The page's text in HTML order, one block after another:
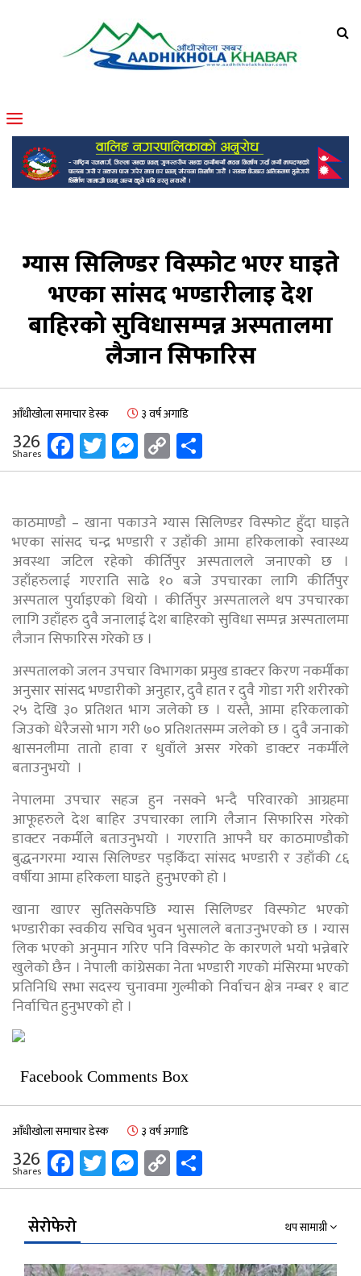
ग्यास सिलिण्डर विस्फाेट भएर घाइते
भएका सांसद भण्डारीलाइ देश
बाहिरको सुविधासम्पन्न अस्पतालमा
लैजान सिफारिस
आँधीखोला समाचार डेस्क ३ वर्ष अगाडि
326
Shares Facebook
Twitter
Messenger
Copy
Link
काठमाण्डाै – खाना पकाउने ग्यास सिलिण्डर विस्फोट हुँदा घाइते
भएका सांसद चन्द्र भण्डारी र उहाँकी आमा हरिकलाको स्वास्थ्य
अवस्था जटिल रहेको कीर्तिपुर अस्पतालले जनाएको छ ।
उहाँहरुलाई गएराति साढे १० बजे उपचारका लागि कीर्तिपुर
अस्पताल पुर्याइएको थियो । कीर्तिपुर अस्पतालले थप उपचारका
लागि उहाँहरु दुवै जनालाई देश बाहिरको सुविधा सम्पन्न अस्पतालमा
लैजान सिफारिस गरेको छ ।
अस्पतालको जलन उपचार विभागका प्रमुख डाक्टर किरण नकर्मीका
अनुसार सांसद भण्डारीको अनुहार, दुवै हात र दुवै गोडा गरी शरीरको
२५ देखि ३० प्रतिशत भाग जलेको छ । यस्तै, आमा हरिकलाको
जिउको धेरैजसो भाग गरी ७० प्रतिशतसम्म जलेको छ । दुवै जनाको
श्वासनलीमा तातो हावा र धुवाँले असर गरेको डाक्टर नकर्मीले
बताउनुभयो ।
नेपालमा उपचार सहज हुन नसक्ने भन्दै परिवारको आग्रहमा
आफूहरुले देश बाहिर उपचारका लागि लैजान सिफारिस गरेको
डाक्टर नकर्मीले बताउनुभयो । गएराति आफ्नै घर काठमाण्डौको
बुद्धनगरमा ग्यास सिलिण्डर पड्किँदा सांसद भण्डारी र उहाँकी ८६
वर्षीया आमा हरिकला घाइते हुनुभएको हो ।
खाना खाएर सुतिसकेपछि ग्यास सिलिण्डर विस्फोट भएको
भण्डारीका स्वकीय सचिव भुवन भुसालले बताउनुभएको छ । ग्यास
लिक भएको अनुमान गरिए पनि विस्फोट के कारणले भयो भन्नेबारे
खुलेको छैन । नेपाली कांग्रेसका नेता भण्डारी गएको मंसिरमा भएको
प्रतिनिधि सभा सदस्य चुनावमा गुल्मीको निर्वाचन क्षेत्र नम्बर १ बाट
निर्वाचित हुनुभएको हो ।
Facebook Comments Box
आँधीखोला समाचार डेस्क ३ वर्ष अगाडि
326
Shares Facebook
Twitter
Messenger
Copy
Link
सेरोफेरो थप सामाग्री